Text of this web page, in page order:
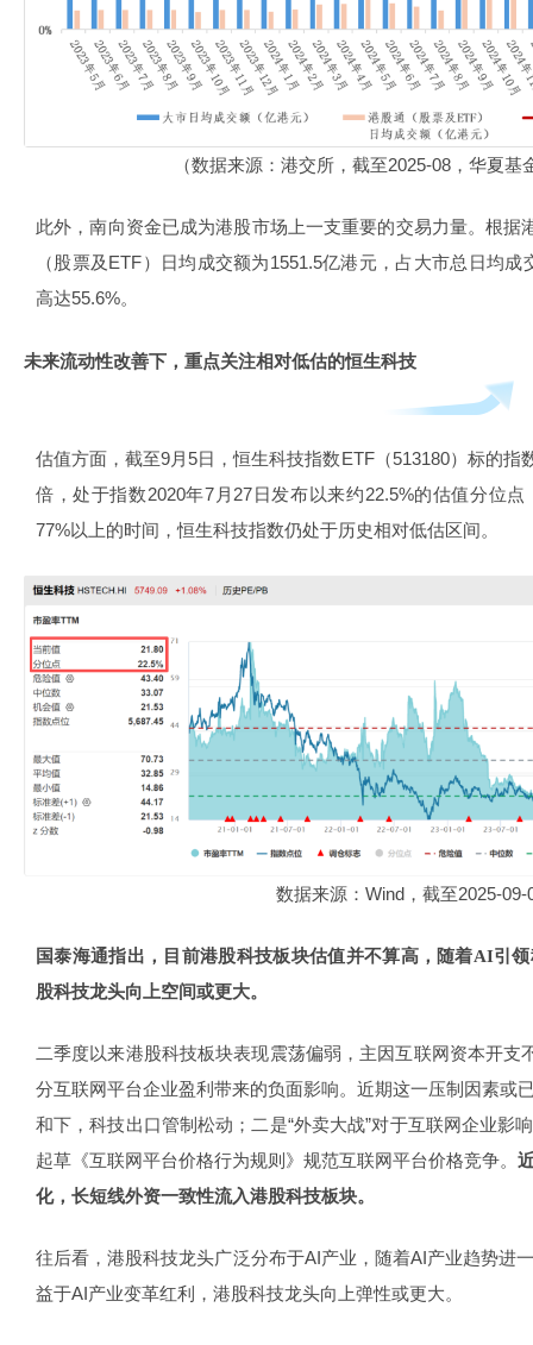
（数据来源：港交所，截至2025-08，华夏基
此外，南向资金已成为港股市场上一支重要的交易力量。根据
（股票及ETF）日均成交额为1551.5亿港元，占大市总日均
高达55.6%。
未来流动性改善下，重点关注相对低估的恒生科技
估值方面，截至9月5日，恒生科技指数ETF（513180）标的指
倍，处于指数2020年7月27日发布以来约22.5%的估值分位
77%以上的时间，恒生科技指数仍处于历史相对低估区间。
数据来源：Wind，截至2025-09-
国泰海通指出，目前港股科技板块估值并不算高，随着AI引
股科技龙头向上空间或更大。
二季度以来港股科技板块表现震荡偏弱，主因互联网资本开支
分互联网平台企业盈利带来的负面影响。近期这一压制因素或
和下，科技出口管制松动；二是“外卖大战”对于互联网企业影
起草《互联网平台价格行为规则》规范互联网平台价格竞争。
化，长短线外资一致性流入港股科技板块。
往后看，港股科技龙头广泛分布于AI产业，随着AI产业趋势进
益于AI产业变革红利，港股科技龙头向上弹性或更大。